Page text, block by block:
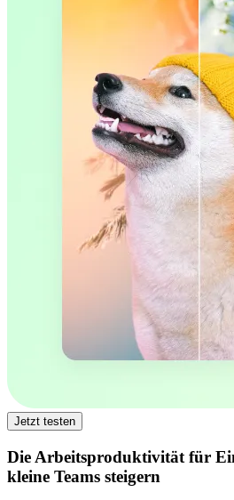
Jetzt testen
Die Arbeitsproduktivität für
kleine Teams steigern